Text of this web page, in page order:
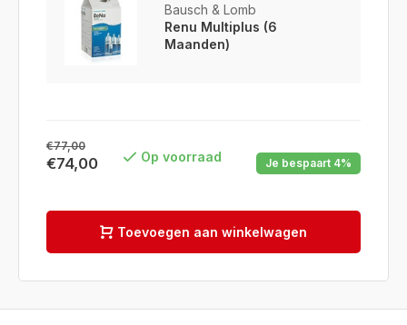
Bausch & Lomb
Renu Multiplus (6
Maanden)
€77,00
€74,00 Op voorraad Je bespaart 4%
Toevoegen aan winkelwagen